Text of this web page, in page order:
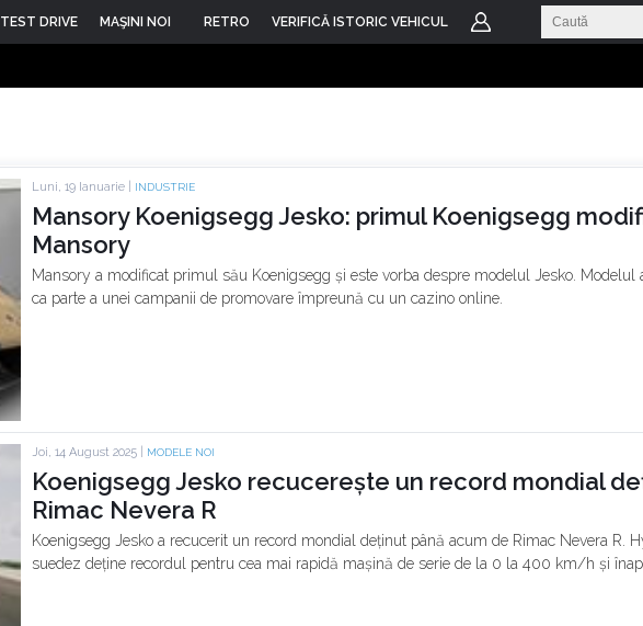
TEST DRIVE MAŞINI NOI RETRO VERIFICĂ ISTORIC VEHICUL
Luni, 19 Ianuarie | INDUSTRIE
Mansory Koenigsegg Jesko: primul Koenigsegg
Mansory
Mansory a modificat primul său Koenigsegg și este vorba despre modelul Jesko. Modelul
ca parte a unei campanii de promovare împreună cu un cazino online.
Joi, 14 August 2025 | MODELE NOI
Koenigsegg Jesko recucerește un record mondial
Rimac Nevera R
Koenigsegg Jesko a recucerit un record mondial deținut până acum de Rimac Nevera R.
suedez deține recordul pentru cea mai rapidă mașină de serie de la 0 la 400 km/h și